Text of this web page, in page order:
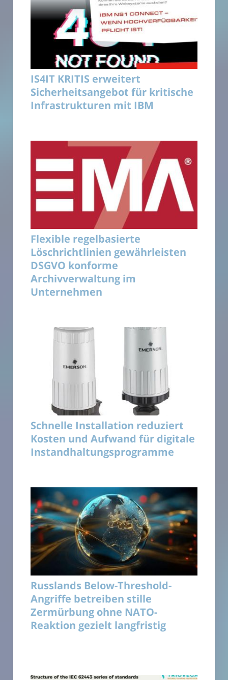
IS4IT KRITIS erweitert
Sicherheitsangebot für kritische
Infrastrukturen mit IBM
Flexible regelbasierte
Löschrichtlinien gewährleisten
DSGVO konforme
Archivverwaltung im
Unternehmen
Schnelle Installation reduziert
Kosten und Aufwand für digitale
Instandhaltungsprogramme
Russlands Below-Threshold-
Angriffe betreiben stille
Zermürbung ohne NATO-
Reaktion gezielt langfristig